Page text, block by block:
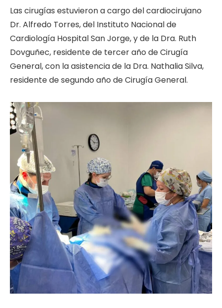
Las cirugías estuvieron a cargo del cardiocirujano
Dr. Alfredo Torres, del Instituto Nacional de
Cardiología Hospital San Jorge, y de la Dra. Ruth
Dovguñec, residente de tercer año de Cirugía
General, con la asistencia de la Dra. Nathalia Silva,
residente de segundo año de Cirugía General.